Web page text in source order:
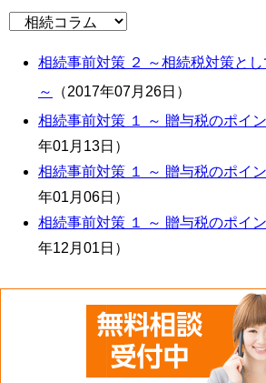
相続事前対策 ２ ～相続税対策とし
～
（2017年07月26日）
相続事前対策 １ ～ 贈与税のポイ
年01月13日）
相続事前対策 １ ～ 贈与税のポイ
年01月06日）
相続事前対策 １ ～ 贈与税のポイ
年12月01日）